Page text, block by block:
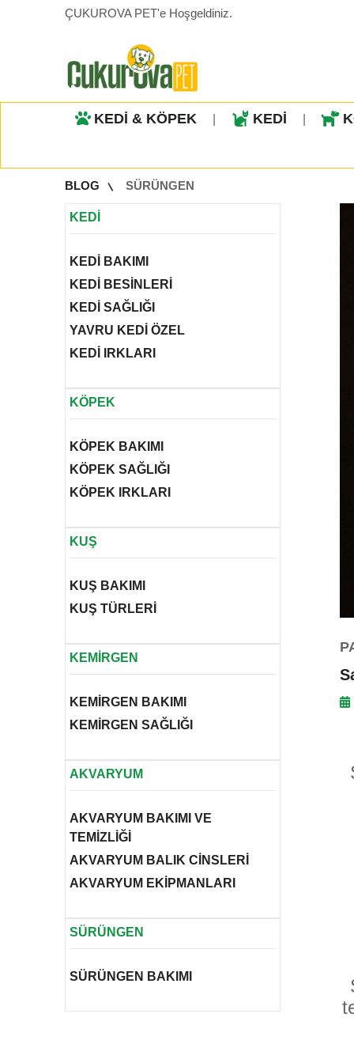
ÇUKUROVA PET'e Hoşgeldiniz.
KEDİ & KÖPEK KEDİ
BLOG SÜRÜNGEN
KEDİ
KEDİ BAKIMI
KEDİ BESİNLERİ
KEDİ SAĞLIĞI
YAVRU KEDİ ÖZEL
KEDİ IRKLARI
KÖPEK
KÖPEK BAKIMI
KÖPEK SAĞLIĞI
KÖPEK IRKLARI
KUŞ
KUŞ BAKIMI
KUŞ TÜRLERİ
KEMİRGEN
KEMİRGEN BAKIMI
KEMİRGEN SAĞLIĞI
AKVARYUM
AKVARYUM BAKIMI VE
TEMİZLİĞİ
AKVARYUM BALIK CİNSLERİ
AKVARYUM EKİPMANLARI
SÜRÜNGEN
SÜRÜNGEN BAKIMI